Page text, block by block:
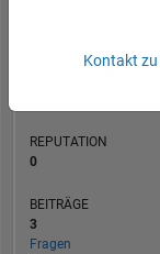
REPUTATION
0
BEITRÄGE
3
Fragen
Kontakt